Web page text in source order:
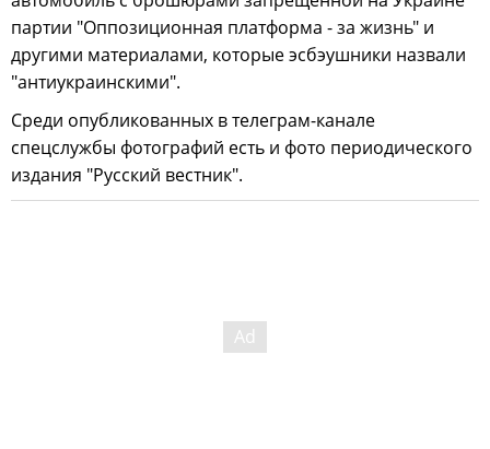
партии "Оппозиционная платформа - за жизнь" и
другими материалами, которые эсбэушники назвали
"антиукраинскими".
Среди опубликованных в телеграм-канале
спецслужбы фотографий есть и фото периодического
издания "Русский вестник".